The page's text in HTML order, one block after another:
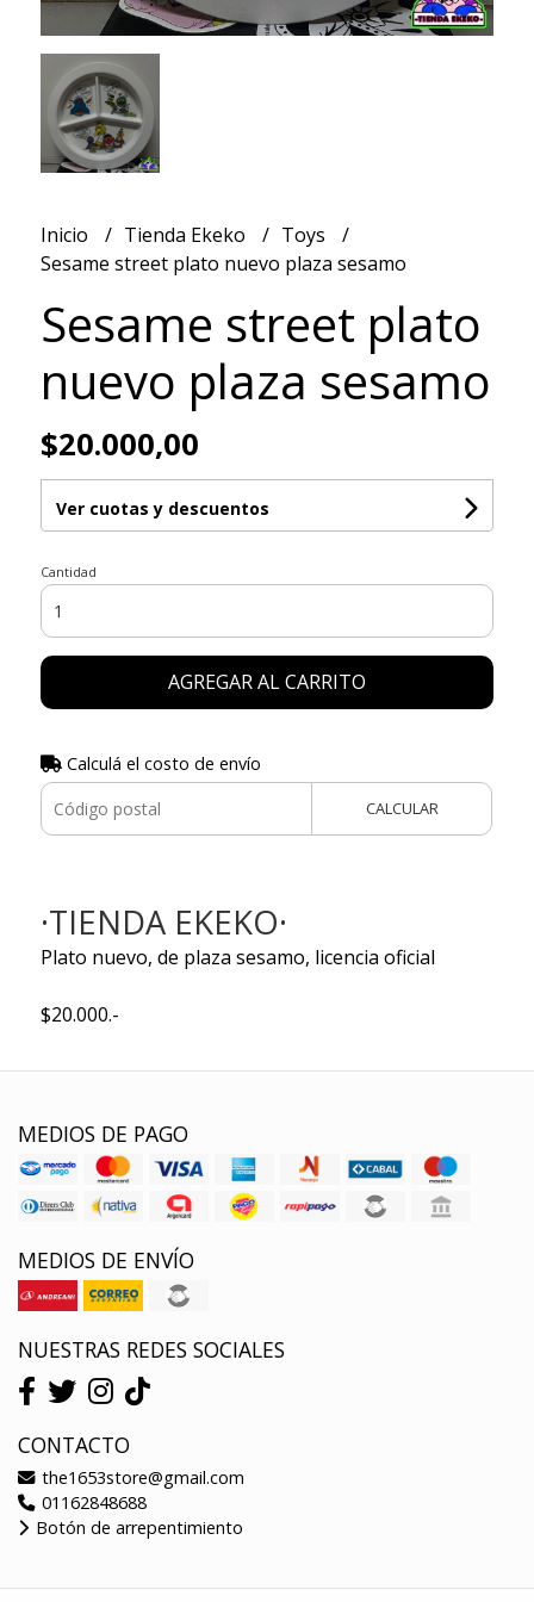
Inicio Tienda Ekeko
Toys
Sesame street plato nuevo plaza sesamo
Sesame street plato
nuevo plaza sesamo
$20.000,00
Ver cuotas y descuentos
Cantidad
AGREGAR AL CARRITO
Calculá el costo de envío
CALCULAR
·TIENDA EKEKO·
Plato nuevo, de plaza sesamo, licencia oficial
$20.000.-
MEDIOS DE PAGO
MEDIOS DE ENVÍO
NUESTRAS REDES SOCIALES
CONTACTO
the1653store@gmail.com
01162848688
Botón de arrepentimiento